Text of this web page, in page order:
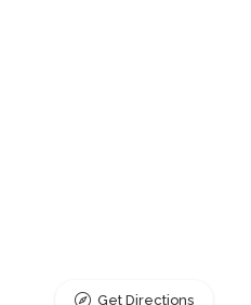
Get Directions